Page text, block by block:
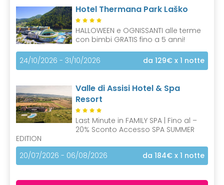
Hotel Thermana Park Laško
HALLOWEEN e OGNISSANTI alle terme
con bimbi GRATIS fino a 5 anni!
24/10/2026 - 31/10/2026 da 129€ x 1 notte
Valle di Assisi Hotel & Spa
Resort
Last Minute in FAMILY SPA | Fino al –
20% Sconto Accesso SPA SUMMER
EDITION
20/07/2026 - 06/08/2026
da 184€ x 1 notte